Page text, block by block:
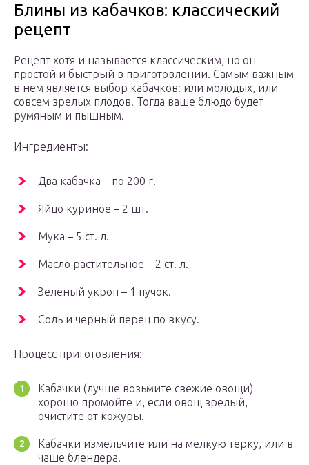
Блины из кабачков: классический
рецепт
Рецепт хотя и называется классическим, но он
простой и быстрый в приготовлении. Самым важным
в нем является выбор кабачков: или молодых, или
совсем зрелых плодов. Тогда ваше блюдо будет
румяным и пышным.
Ингредиенты:
Два кабачка – по 200 г.
Яйцо куриное – 2 шт.
Мука – 5 ст. л.
Масло растительное – 2 ст. л.
Зеленый укроп – 1 пучок.
Соль и черный перец по вкусу.
Процесс приготовления:
Кабачки (лучше возьмите свежие овощи)
хорошо промойте и, если овощ зрелый,
очистите от кожуры.
Кабачки измельчите или на мелкую терку, или в
чаше блендера.